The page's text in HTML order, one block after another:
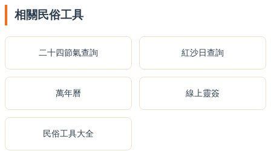
相關民俗工具
二十四節氣查詢 紅沙日查詢
萬年曆 線上靈簽
民俗工具大全